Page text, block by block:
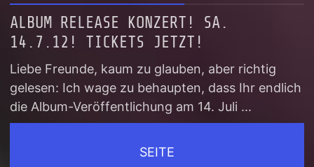
ALBUM RELEASE KONZERT! SA.
14.7.12! TICKETS JETZT!
Liebe Freunde, kaum zu glauben, aber richtig
gelesen: Ich wage zu behaupten, dass Ihr endlich
die Album-Veröffentlichung am 14. Juli ...
SEITE